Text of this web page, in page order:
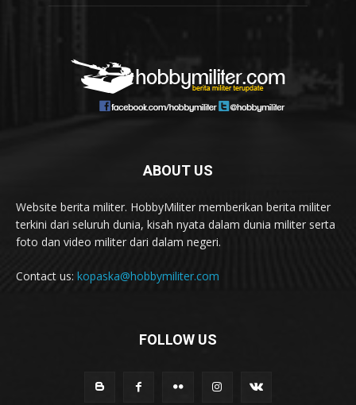
ABOUT US
Website berita militer. HobbyMiliter memberikan berita militer
terkini dari seluruh dunia, kisah nyata dalam dunia militer serta
foto dan video militer dari dalam negeri.
Contact us: kopaska@hobbymiliter.com
FOLLOW US